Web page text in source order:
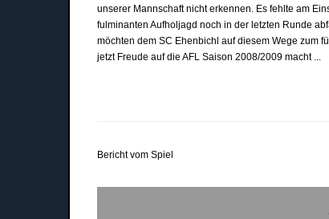
unserer Mannschaft nicht erkennen. Es fehlte am
fulminanten Aufholjagd noch in der letzten Runde
möchten dem SC Ehenbichl auf diesem Wege zum
jetzt Freude auf die AFL Saison 2008/2009 macht ...
Bericht vom Spiel